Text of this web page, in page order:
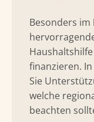
Besonders im
finanzieren.
Sie
welche
beachten